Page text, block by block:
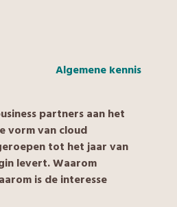
Algemene kennis
partners aan het
vorm van cloud
tot het jaar van
levert. Waarom
is de interesse